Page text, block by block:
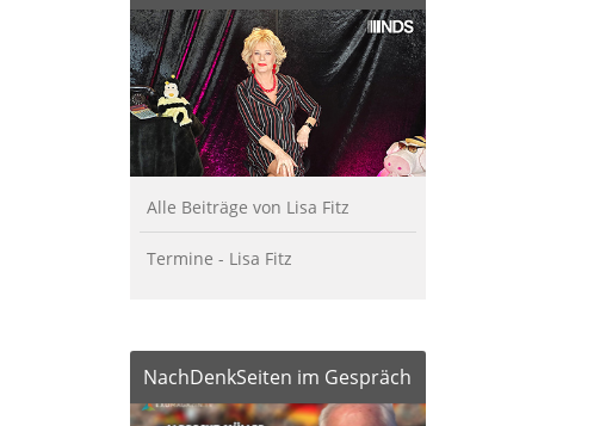
Alle Beiträge von Lisa Fitz
Termine - Lisa Fitz
NachDenkSeiten im Gespräch